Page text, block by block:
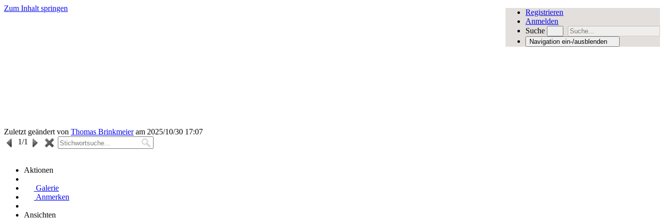
Zum Inhalt springen
Registrieren
Anmelden
Suche
Navigation ein-/ausblenden
Zuletzt geändert von Thomas Brinkmeieram 2025/10/30 17:07
1/1
Aktionen
Galerie
Anmerken
Ansichten